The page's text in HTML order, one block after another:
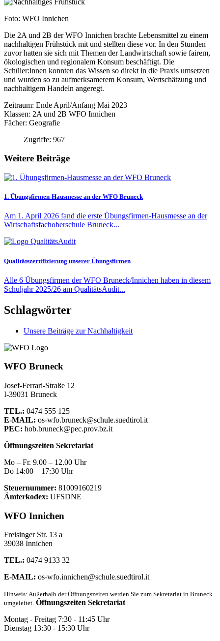
Foto: WFO Innichen
Die 2A und 2B der WFO Innichen brachte Lebensmittel zu einem
nachhaltigen Frühstück mit und stellten diese vor. In den Stunden
zuvor hatten sie sich mit Themen der Landwirtschaft sowie fairem,
ökologischen und regionalem Konsum beschäftigt. Die
Schüler:innen konnten das Wissen so direkt in die Praxis umsetzen
und wurden so zu aufmerksamerem Konsum, Wertschätzung und
nachhaltigem Handeln angeregt.
Zeitraum: Ende April/Anfang Mai 2023
Klassen: 2A und 2B WFO Innichen
Fächer: Geografie
Zugriffe: 967
Weitere Beiträge
1. Übungsfirmen-Hausmesse an der WFO Bruneck
Am 1. April 2026 fand die erste Übungsfirmen-Hausmesse an der
Wirtschaftsfachoberschule Bruneck...
Qualitätszertifizierung unserer Übungsfirmen
Alle 6 Übungsfirmen der WFO Bruneck/Innichen haben in diesem
Schuljahr 2025/26 am QualitätsAudit...
Schlagwörter
Unsere Beiträge zur Nachhaltigkeit
WFO Bruneck
Josef-Ferrari-Straße 12
I-39031 Bruneck
TEL.: 0474 555 125
E-MAIL: os-wfo.bruneck@schule.suedtirol.it
PEC: hob.bruneck@pec.prov.bz.it
Öffnungszeiten Sekretariat
Mo – Fr. 9.00 – 12.00 Uhr
Do 14:00 – 17:30 Uhr
Steuernummer: 81009160219
Ämterkodex: UFSDNE
WFO Innichen
Freisinger Str. 13 a
39038 Innichen
TEL.: 0474 9133 32
E-MAIL: os-wfo.innichen@schule.suedtirol.it
Hinweis: Außerhalb der Öffnungszeiten werden Sie zum Sekretariat in Bruneck
umgeleitet. Öffnungszeiten Sekretariat
Montag - Freitag 7:30 - 11:45 Uhr
Dienstag 13:30 - 15:30 Uhr